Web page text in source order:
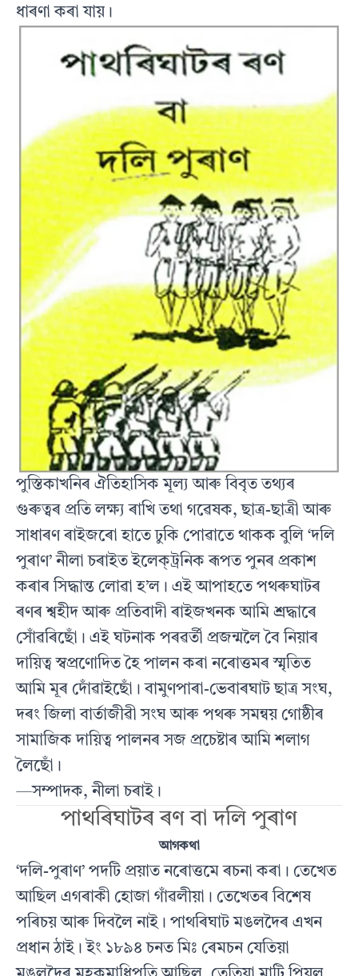
ধাৰণা কৰা যায়।
পুস্তিকাখনিৰ ঐতিহাসিক মূল্য আৰু বিবৃত তথ্যৰ
গুৰুত্বৰ প্ৰতি লক্ষ্য ৰাখি তথা গৱেষক, ছাত্ৰ-ছাত্ৰী আৰু
সাধাৰণ ৰাইজৰো হাতে ঢুকি পোৱাতে থাকক বুলি ‘দলি
পুৰাণ’ নীলা চৰাইত ইলেক্‌ট্ৰনিক ৰূপত পুনৰ প্ৰকাশ
কৰাৰ সিদ্ধান্ত লোৱা হ’ল। এই আপাহতে পথৰুঘাটৰ
ৰণৰ শ্বহীদ আৰু প্ৰতিবাদী ৰাইজখনক আমি শ্ৰদ্ধাৰে
সোঁৱৰিছোঁ। এই ঘটনাক পৰৱৰ্তী প্ৰজন্মলৈ বৈ নিয়াৰ
দায়িত্ব স্বপ্ৰণোদিত হৈ পালন কৰা নৰোত্তমৰ স্মৃতিত
আমি মূৰ দোঁৱাইছোঁ। বামুণপাৰা-ভেবাৰঘাট ছাত্ৰ সংঘ,
দৰং জিলা বাৰ্তাজীৱী সংঘ আৰু পথৰু সমন্বয় গোষ্ঠীৰ
সামাজিক দায়িত্ব পালনৰ সজ প্ৰচেষ্টাৰ আমি শলাগ
লৈছোঁ।
—সম্পাদক, নীলা চৰাই।
পাথৰিঘাটৰ ৰণ বা দলি পুৰাণ
আগকথা
‘দলি-পুৰাণ’ পদটি প্ৰয়াত নৰোত্তমে ৰচনা কৰা। তেখেত
আছিল এগৰাকী হোজা গাঁৱলীয়া। তেখেতৰ বিশেষ
পৰিচয় আৰু দিবলৈ নাই। পাথৰিঘাট মঙলদৈৰ এখন
প্ৰধান ঠাই। ইং ১৮৯৪ চনত মিঃ ৰেমচন যেতিয়া